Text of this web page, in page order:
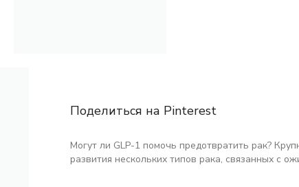
Поделиться на Pinterest
Могут ли GLP-1 помочь предотвратить рак?
развития нескольких типов рака, связанных с